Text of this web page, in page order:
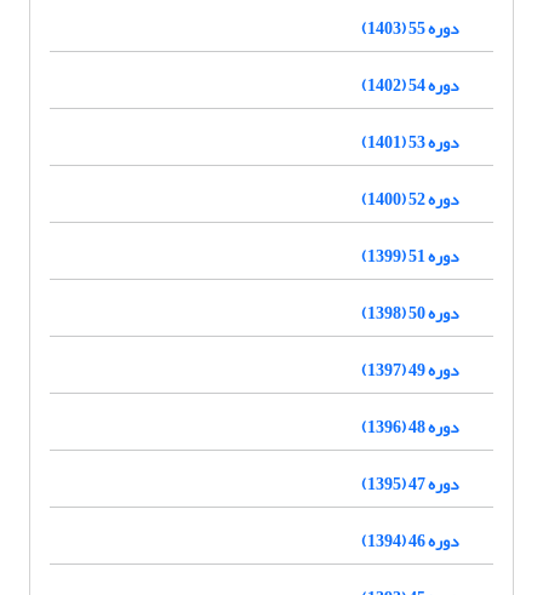
دوره 55 (1403)
دوره 54 (1402)
دوره 53 (1401)
دوره 52 (1400)
دوره 51 (1399)
دوره 50 (1398)
دوره 49 (1397)
دوره 48 (1396)
دوره 47 (1395)
دوره 46 (1394)